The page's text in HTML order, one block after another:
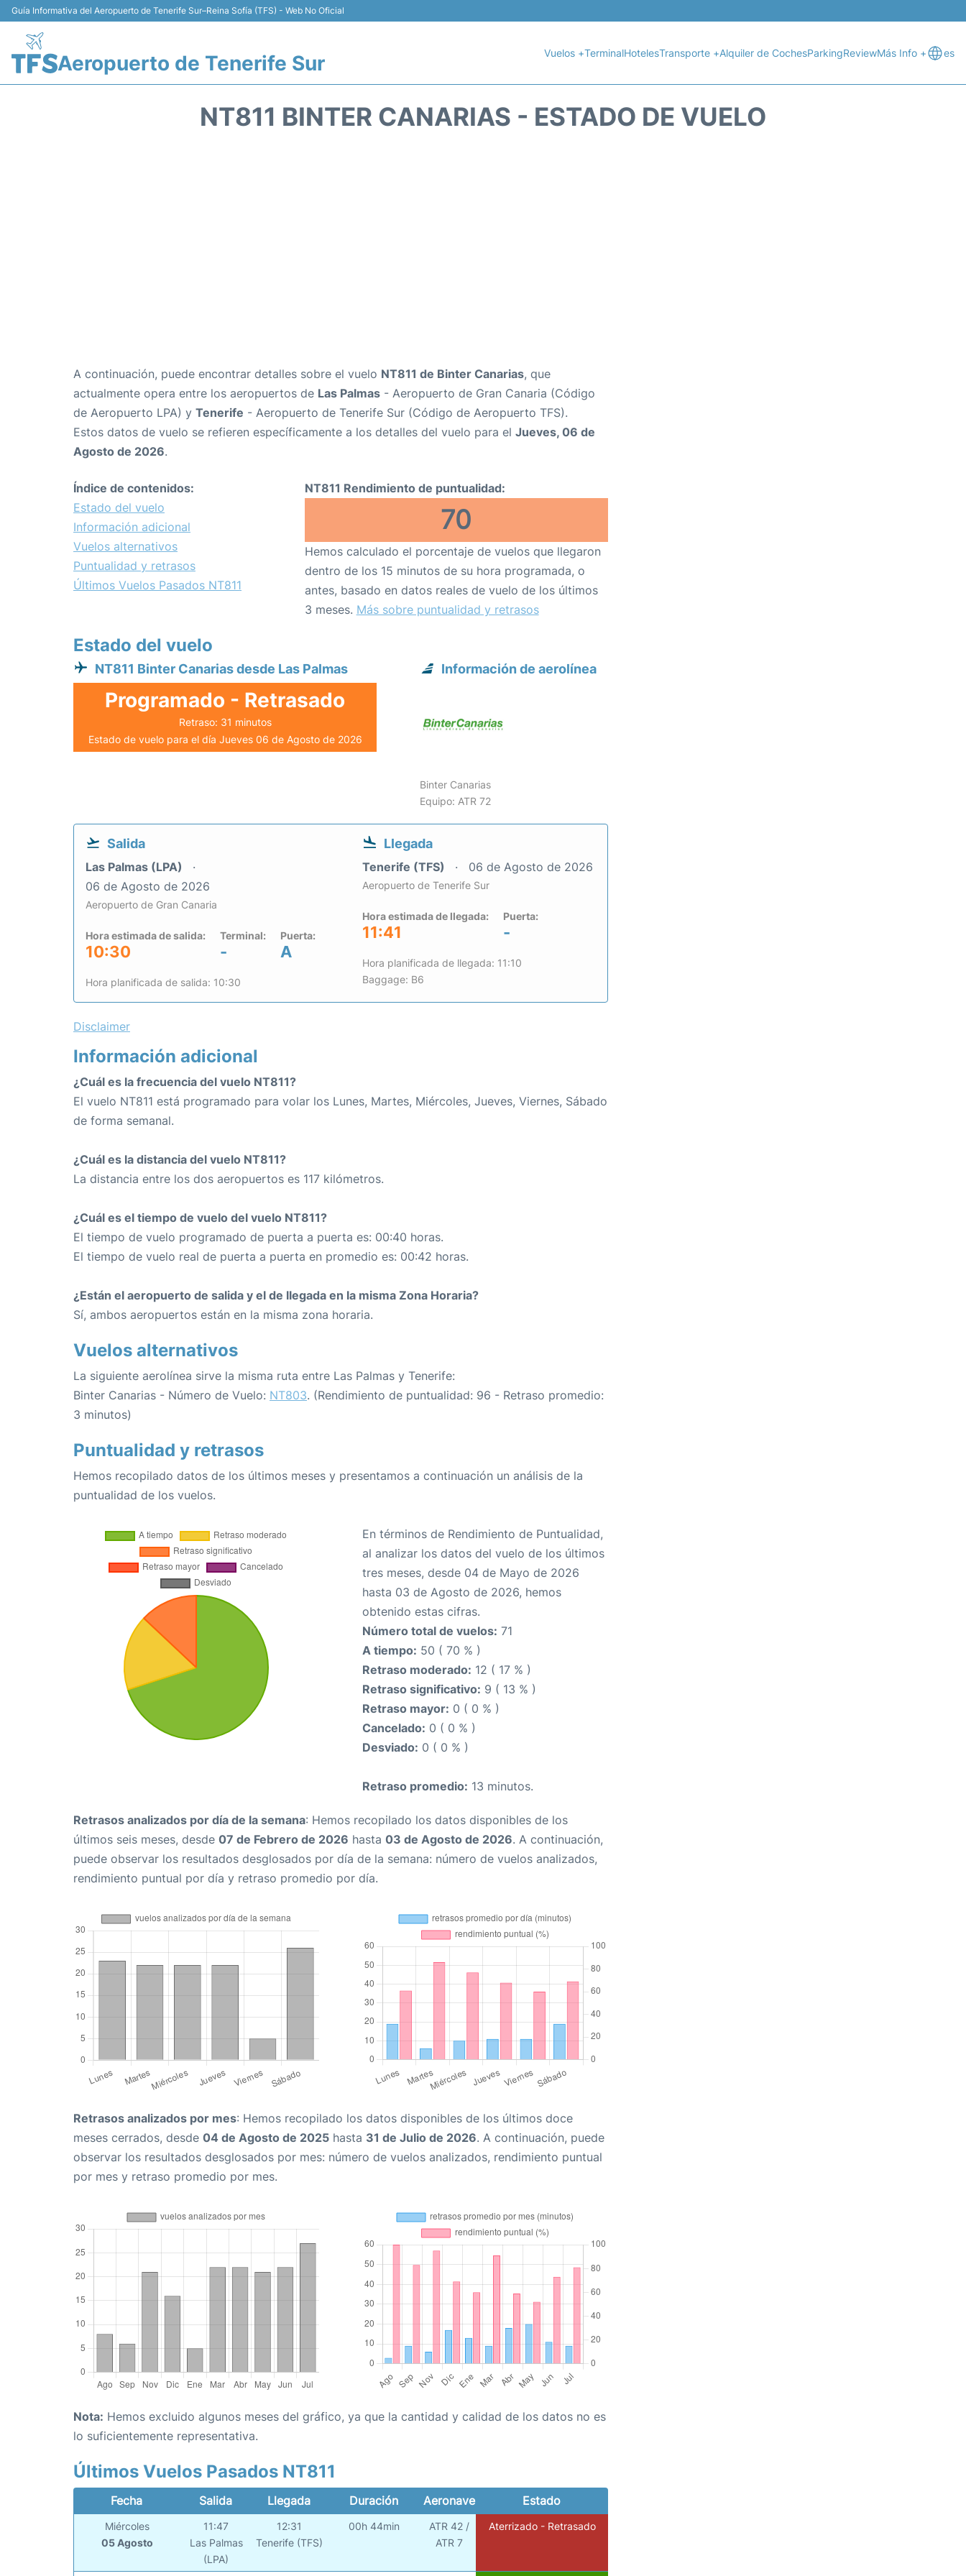
Guía Informativa del Aeropuerto de Tenerife Sur–Reina Sofía (TFS) - Web No Oficial
Aeropuerto de Tenerife Sur Vuelos +TerminalHotelesTransporte +Alquiler de CochesParkingReviewMás Info + es
NT811 BINTER CANARIAS - ESTADO DE VUELO
A continuación, puede encontrar detalles sobre el vuelo NT811 de Binter Canarias, que
actualmente opera entre los aeropuertos de Las Palmas - Aeropuerto de Gran Canaria (Código
de Aeropuerto LPA) y Tenerife - Aeropuerto de Tenerife Sur (Código de Aeropuerto TFS).
Estos datos de vuelo se refieren específicamente a los detalles del vuelo para el Jueves, 06 de
Agosto de 2026.
Índice de contenidos:
Estado del vuelo
Información adicional
Vuelos alternativos
Puntualidad y retrasos
Últimos Vuelos Pasados NT811
NT811 Rendimiento de puntualidad:
70
Hemos calculado el porcentaje de vuelos que llegaron
dentro de los 15 minutos de su hora programada, o
antes, basado en datos reales de vuelo de los últimos
3 meses. Más sobre puntualidad y retrasos
Estado del vuelo
NT811 Binter Canarias desde Las Palmas
Programado - Retrasado
Retraso: 31 minutos
Estado de vuelo para el día Jueves 06 de Agosto de 2026
Información de aerolínea
Binter Canarias
Equipo: ATR 72
Salida
Las Palmas (LPA)
06 de Agosto de 2026
Aeropuerto de Gran Canaria
Hora estimada de salida:
10:30
Terminal:
-
Puerta:
A
Hora planificada de salida: 10:30
Llegada
Tenerife (TFS) 06 de Agosto de 2026
Aeropuerto de Tenerife Sur
Hora estimada de llegada:
11:41
Puerta:
-
Hora planificada de llegada: 11:10
Baggage: B6
Disclaimer
Información adicional
¿Cuál es la frecuencia del vuelo NT811?
El vuelo NT811 está programado para volar los Lunes, Martes, Miércoles, Jueves, Viernes, Sábado
de forma semanal.
¿Cuál es la distancia del vuelo NT811?
La distancia entre los dos aeropuertos es 117 kilómetros.
¿Cuál es el tiempo de vuelo del vuelo NT811?
El tiempo de vuelo programado de puerta a puerta es: 00:40 horas.
El tiempo de vuelo real de puerta a puerta en promedio es: 00:42 horas.
¿Están el aeropuerto de salida y el de llegada en la misma Zona Horaria?
Sí, ambos aeropuertos están en la misma zona horaria.
Vuelos alternativos
La siguiente aerolínea sirve la misma ruta entre Las Palmas y Tenerife:
Binter Canarias - Número de Vuelo: NT803. (Rendimiento de puntualidad: 96 - Retraso promedio:
3 minutos)
Puntualidad y retrasos
Hemos recopilado datos de los últimos meses y presentamos a continuación un análisis de la
puntualidad de los vuelos.
En términos de Rendimiento de Puntualidad,
al analizar los datos del vuelo de los últimos
tres meses, desde 04 de Mayo de 2026
hasta 03 de Agosto de 2026, hemos
obtenido estas cifras.
Número total de vuelos: 71
A tiempo: 50 ( 70 % )
Retraso moderado: 12 ( 17 % )
Retraso significativo: 9 ( 13 % )
Retraso mayor: 0 ( 0 % )
Cancelado: 0 ( 0 % )
Desviado: 0 ( 0 % )
Retraso promedio: 13 minutos.
Retrasos analizados por día de la semana: Hemos recopilado los datos disponibles de los
últimos seis meses, desde 07 de Febrero de 2026 hasta 03 de Agosto de 2026. A continuación,
puede observar los resultados desglosados por día de la semana: número de vuelos analizados,
rendimiento puntual por día y retraso promedio por día.
Retrasos analizados por mes: Hemos recopilado los datos disponibles de los últimos doce
meses cerrados, desde 04 de Agosto de 2025 hasta 31 de Julio de 2026. A continuación, puede
observar los resultados desglosados por mes: número de vuelos analizados, rendimiento puntual
por mes y retraso promedio por mes.
Nota: Hemos excluido algunos meses del gráfico, ya que la cantidad y calidad de los datos no es
lo suficientemente representativa.
Últimos Vuelos Pasados NT811
Fecha Salida Llegada Duración Aeronave Estado
Miércoles
05 Agosto
11:47
Las Palmas
(LPA)
12:31
Tenerife (TFS)
00h 44min
ATR 42 /
ATR 7
Aterrizado - Retrasado